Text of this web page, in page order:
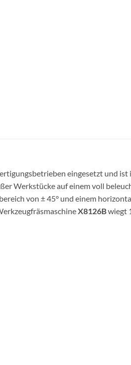
eingesetzt und
Werkstücke auf einem voll
von ± 45° und einem
X8126Bwiegt